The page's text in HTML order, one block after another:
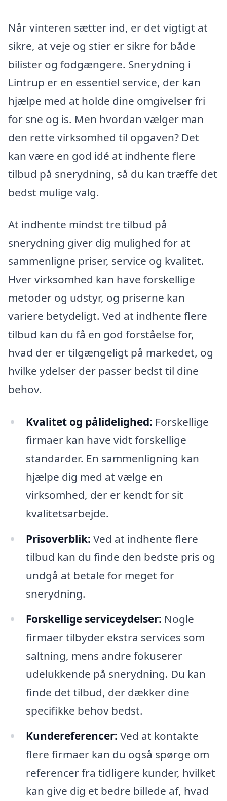
Når vinteren sætter ind, er det vigtigt at
sikre, at veje og stier er sikre for både
bilister og fodgængere. Snerydning i
Lintrup er en essentiel service, der kan
hjælpe med at holde dine omgivelser fri
for sne og is. Men hvordan vælger man
den rette virksomhed til opgaven? Det
kan være en god idé at indhente flere
tilbud på snerydning, så du kan træffe det
bedst mulige valg.
At indhente mindst tre tilbud på
snerydning giver dig mulighed for at
sammenligne priser, service og kvalitet.
Hver virksomhed kan have forskellige
metoder og udstyr, og priserne kan
variere betydeligt. Ved at indhente flere
tilbud kan du få en god forståelse for,
hvad der er tilgængeligt på markedet, og
hvilke ydelser der passer bedst til dine
behov.
Kvalitet og pålidelighed: Forskellige
firmaer kan have vidt forskellige
standarder. En sammenligning kan
hjælpe dig med at vælge en
virksomhed, der er kendt for sit
kvalitetsarbejde.
Prisoverblik: Ved at indhente flere
tilbud kan du finde den bedste pris og
undgå at betale for meget for
snerydning.
Forskellige serviceydelser: Nogle
firmaer tilbyder ekstra services som
saltning, mens andre fokuserer
udelukkende på snerydning. Du kan
finde det tilbud, der dækker dine
specifikke behov bedst.
Kundereferencer: Ved at kontakte
flere firmaer kan du også spørge om
referencer fra tidligere kunder, hvilket
kan give dig et bedre billede af, hvad